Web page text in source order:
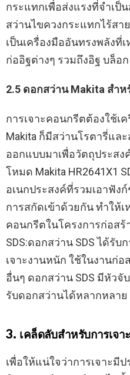
กระแทกเพื่อส่งแรงที่จำเป็
สว่านไขควงกระแทกไร้สาย
เป็นเครื่องมืออันทรงพลังที่
ก่ออิฐต่างๆ รวมถึงอิฐ บล็อ
2.5 ดอกสว่าน Makita สำ
การเจาะคอนกรีตต้องใช้เ
Makita ก็มีสว่านโรตารี่แล
ออกแบบมาเพื่อวัตถุประสง
โหมด Makita HR2641X1
อเนกประสงค์ที่รวมเอาฟัง
การสกัดเข้าด้วยกัน ทำให้เ
คอนกรีตในโครงการก่อส
SDS:ดอกสว่าน SDS ได้รั
เจาะงานหนัก ใช้ในงานก่
อื่นๆ ดอกสว่าน SDS มีหัว
รับดอกสว่านได้หลากหลาย
3. เคล็ดลับสำหรับการเจา
เพื่อให้แน่ใจว่าการเจาะมี